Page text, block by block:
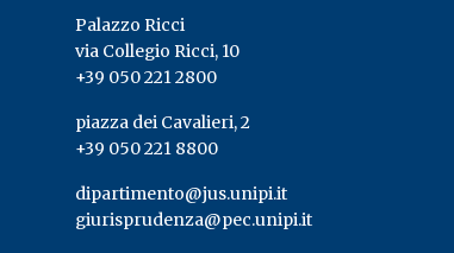
Palazzo Ricci
via Collegio Ricci, 10
+39 050 221 2800
piazza dei Cavalieri, 2
+39 050 221 8800
dipartimento@jus.unipi.it
giurisprudenza@pec.unipi.it